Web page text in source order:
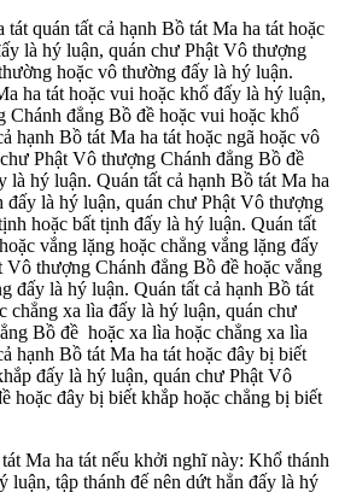
quán tất cả hạnh Bồ tát Ma ha tát hoặc
là hý luận, quán chư Phật Vô thượng
hoặc vô thường đấy là hý luận.
ha tát hoặc vui hoặc khổ đấy là hý luận,
Chánh đẳng Bồ đề hoặc vui hoặc khổ
hạnh Bồ tát Ma ha tát hoặc ngã hoặc vô
Phật Vô thượng Chánh đẳng Bồ đề
là hý luận. Quán tất cả hạnh Bồ tát Ma ha
đấy là hý luận, quán chư Phật Vô thượng
hoặc bất tịnh đấy là hý luận. Quán tất
vắng lặng hoặc chẳng vắng lặng đấy
Vô thượng Chánh đẳng Bồ đề hoặc vắng
đấy là hý luận. Quán tất cả hạnh Bồ tát
chẳng xa lìa đấy là hý luận, quán chư
Bồ đề hoặc xa lìa hoặc chẳng xa lìa
hạnh Bồ tát Ma ha tát hoặc đây bị biết
đấy là hý luận, quán chư Phật Vô
hoặc đây bị biết khắp hoặc chẳng bị biết
Ma ha tát nếu khởi nghĩ này: Khổ thánh
luận, tập thánh đế nên dứt hẳn đấy là hý